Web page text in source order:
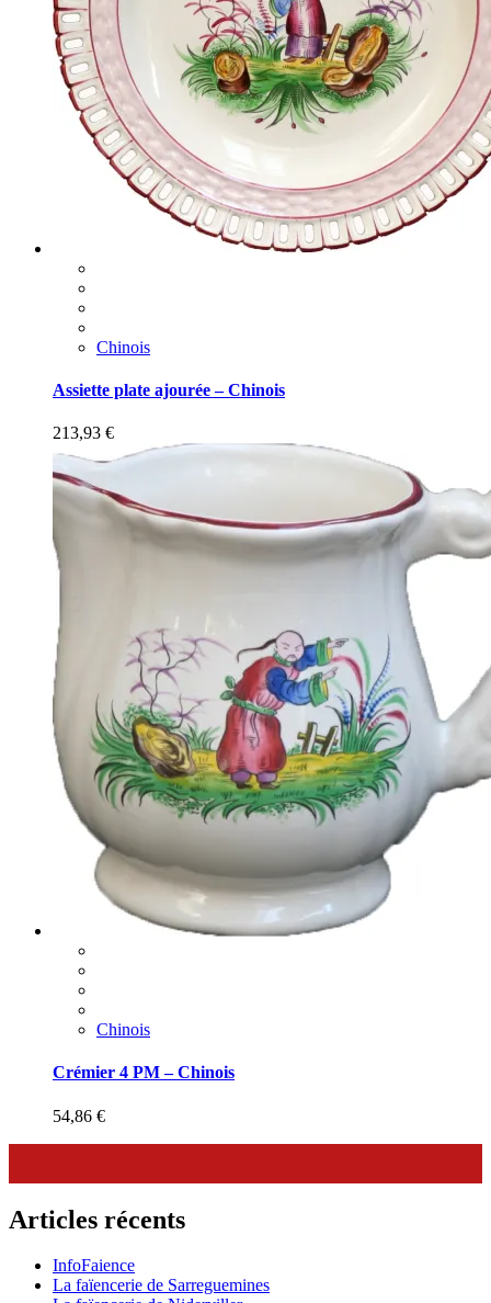
Chinois
Assiette plate ajourée – Chinois
213,93 €
Chinois
Crémier 4 PM – Chinois
54,86 €
Articles récents
InfoFaience
La faïencerie de Sarreguemines